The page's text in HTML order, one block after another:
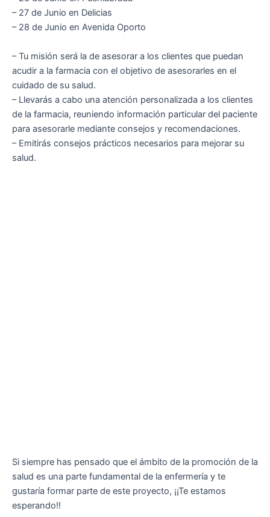
– 27 de Junio en Delicias
– 28 de Junio en Avenida Oporto
– Tu misión será la de asesorar a los clientes que puedan
acudir a la farmacia con el objetivo de asesorarles en el
cuidado de su salud.
– Llevarás a cabo una atención personalizada a los clientes
de la farmacia, reuniendo información particular del paciente
para asesorarle mediante consejos y recomendaciones.
– Emitirás consejos prácticos necesarios para mejorar su
salud.
Si siempre has pensado que el ámbito de la promoción de la
salud es una parte fundamental de la enfermería y te
gustaría formar parte de este proyecto, ¡¡Te estamos
esperando!!